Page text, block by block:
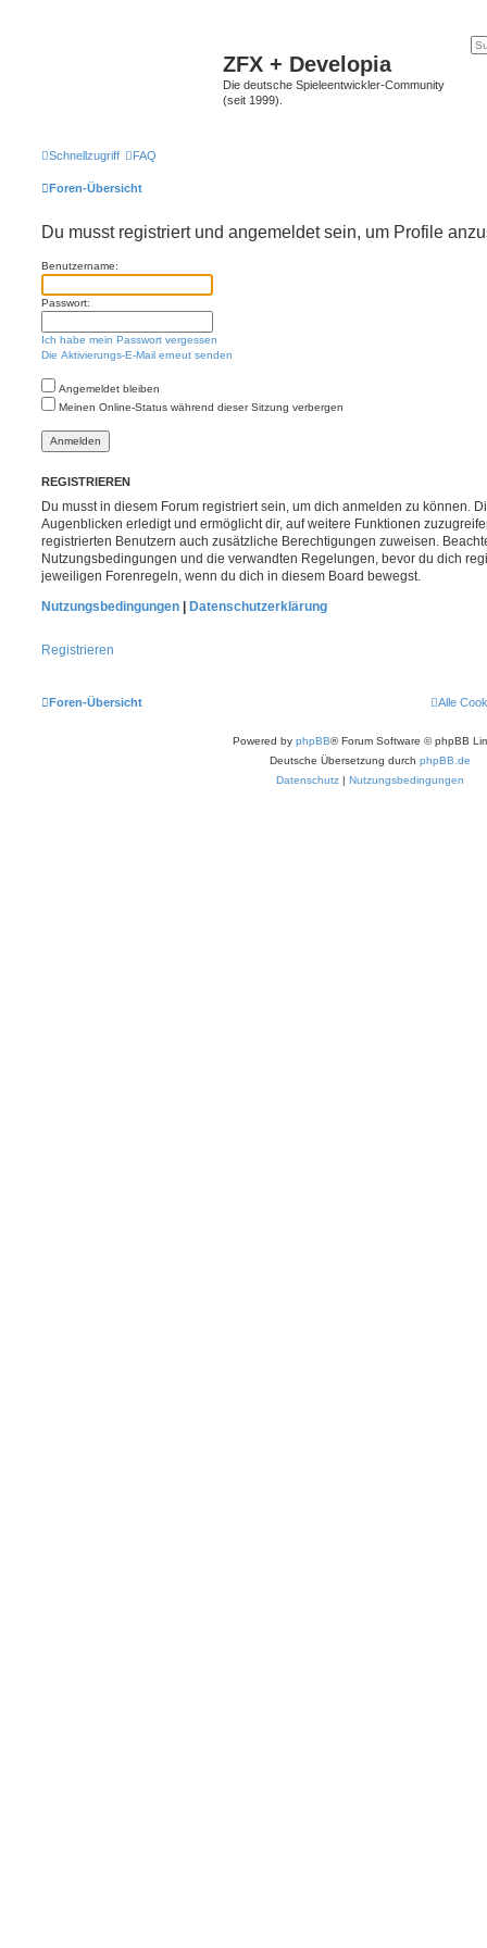
ZFX + Developia
Die deutsche Spieleentwickler-Community
(seit 1999).
Schnellzugriff FAQ
Foren-Übersicht
Du musst registriert und angemeldet sein, um Profile
Benutzername:
Passwort:
Ich habe mein Passwort vergessen
Die Aktivierungs-E-Mail erneut senden
Angemeldet bleiben
Meinen Online-Status während dieser Sitzung verbergen
REGISTRIEREN
Du musst in diesem Forum registriert sein, um dich anmelden zu können.
Augenblicken erledigt und ermöglicht dir, auf weitere Funktionen
registrierten Benutzern auch zusätzliche Berechtigungen zuweisen.
Nutzungsbedingungen und die verwandten Regelungen, bevor du dich
jeweiligen Forenregeln, wenn du dich in diesem Board bewegst.
Nutzungsbedingungen
Datenschutzerklärung
Registrieren
Foren-Übersicht Alle
Powered by phpBB® Forum Software © phpBB
Deutsche Übersetzung durch phpBB.de
Datenschutz | Nutzungsbedingungen